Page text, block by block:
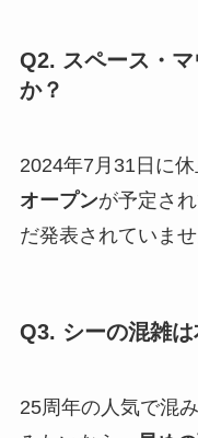
Q2. スペース・
か？
2024年7月31日に休
オープンが予定さ
だ発表されていませ
Q3. シーの混雑
25周年の人気で混